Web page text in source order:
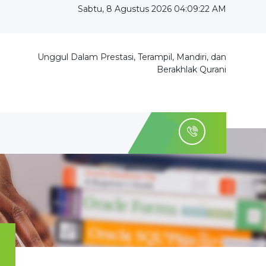
Sabtu, 8 Agustus 2026 04:09:23 AM
Unggul Dalam Prestasi, Terampil, Mandiri, dan
Berakhlak Qurani